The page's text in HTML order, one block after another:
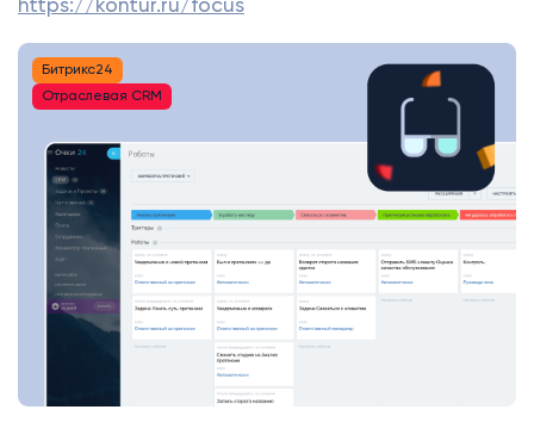
https://kontur.ru/focus
Битрикс24
Отраслевая CRM